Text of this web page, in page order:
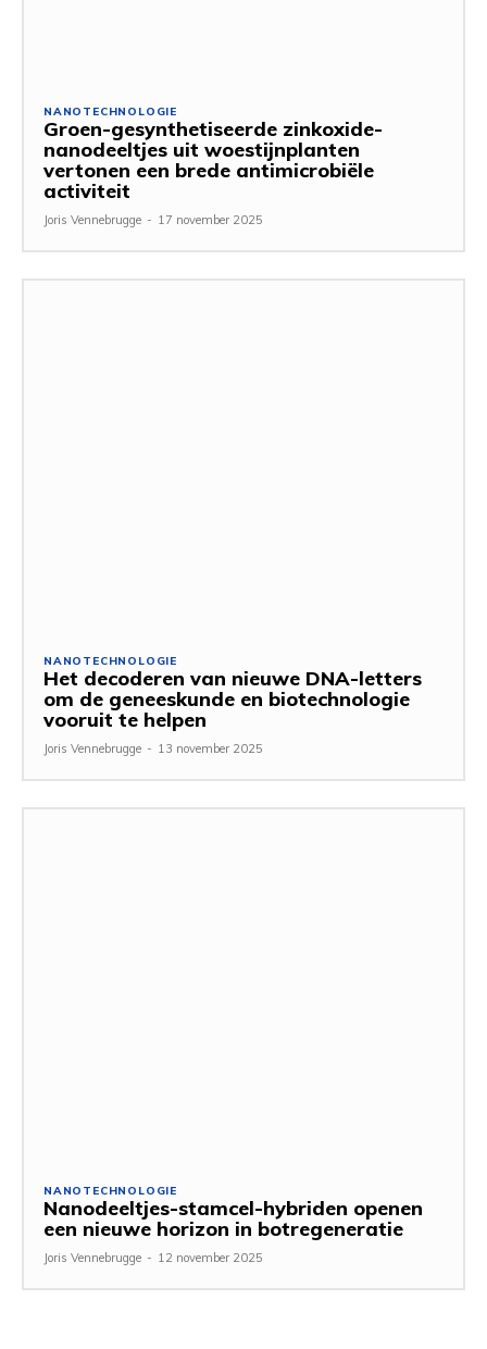
NANOTECHNOLOGIE
Groen-gesynthetiseerde zinkoxide-
nanodeeltjes uit woestijnplanten
vertonen een brede antimicrobiële
activiteit
Joris Vennebrugge - 17 november 2025
NANOTECHNOLOGIE
Het decoderen van nieuwe DNA-letters
om de geneeskunde en biotechnologie
vooruit te helpen
Joris Vennebrugge - 13 november 2025
NANOTECHNOLOGIE
Nanodeeltjes-stamcel-hybriden openen
een nieuwe horizon in botregeneratie
Joris Vennebrugge - 12 november 2025